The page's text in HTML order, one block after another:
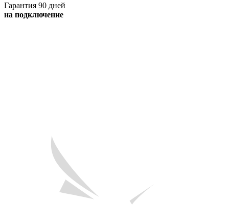
Гарантия 90 дней
на подключение